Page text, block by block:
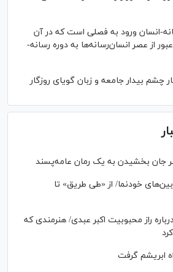
انسان ورود به فصلی است که در آن
از عصر انسان‌رسانه‌ها به دوره رسانه-
چشم بیدار جامعه و زبان گویای روزگار
جان بخشیدن به یک رمان عامه‌پسند
خودنما/ از «طی طریق» تا
راز محبوبیت اکبر عبدی/ هنرمندی که